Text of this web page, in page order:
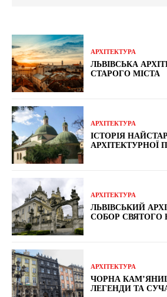
АРХІТЕКТУРА
ЛЬВІВСЬКА
СТАРОГО МІСТА
АРХІТЕКТУРА
ІСТОРІЯ
АРХІТЕКТУРНОЇ
АРХІТЕКТУРА
ЛЬВІВСЬКИЙ
СОБОР СВЯТОГО
АРХІТЕКТУРА
ЧОРНА
ЛЕГЕНДИ ТА